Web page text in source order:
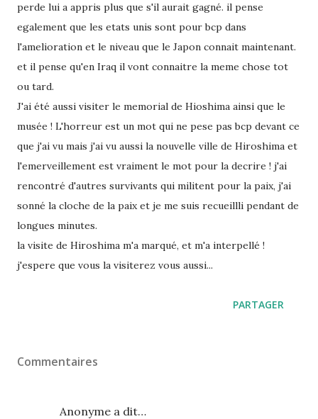
perde lui a appris plus que s'il aurait gagné. il pense
egalement que les etats unis sont pour bcp dans
l'amelioration et le niveau que le Japon connait maintenant.
et il pense qu'en Iraq il vont connaitre la meme chose tot
ou tard.
J'ai été aussi visiter le memorial de Hioshima ainsi que le
musée ! L'horreur est un mot qui ne pese pas bcp devant ce
que j'ai vu mais j'ai vu aussi la nouvelle ville de Hiroshima et
l'emerveillement est vraiment le mot pour la decrire ! j'ai
rencontré d'autres survivants qui militent pour la paix, j'ai
sonné la cloche de la paix et je me suis recueillli pendant de
longues minutes.
la visite de Hiroshima m'a marqué, et m'a interpellé !
j'espere que vous la visiterez vous aussi...
PARTAGER
Commentaires
Anonyme a dit…